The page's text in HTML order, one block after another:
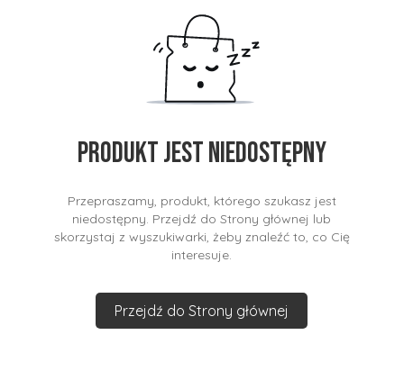
Produkt jest niedostępny
Przepraszamy, produkt, którego szukasz jest
niedostępny. Przejdź do Strony głównej lub
skorzystaj z wyszukiwarki, żeby znaleźć to, co Cię
interesuje.
Przejdź do Strony głównej